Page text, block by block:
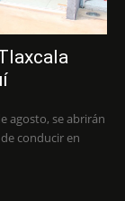
agosto, se abrirán
conducir en